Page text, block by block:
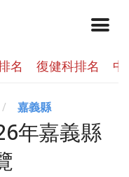
名 復健科排名
嘉義縣
年嘉義縣